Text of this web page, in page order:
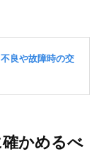
かめるべ